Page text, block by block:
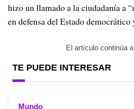
hizo un llamado a la ciudadanía a
en defensa del Estado democrático
El artículo continúa
TE PUEDE INTERESAR
Mundo